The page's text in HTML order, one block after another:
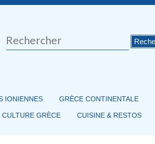
Rechercher
IONIENNES GRÈCE CONTINENTALE
CULTURE GRÈCE CUISINE & RESTOS